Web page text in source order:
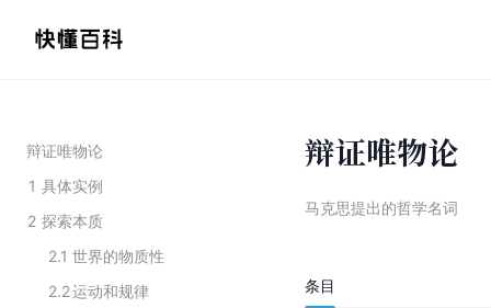
辩证唯物论
1 具体实例
2 探索本质
2.1 世界的物质性
2.2运动和规律
辩证唯物论
马克思提出的哲学名词
条目